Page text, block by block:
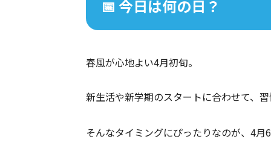
📅 今日は何の日？
春風が心地よい4月初旬。
新生活や新学期のスタートに合わせて、
そんなタイミングにぴったりなのが、4月